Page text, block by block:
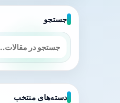
جستجو
دسته‌های منتخب